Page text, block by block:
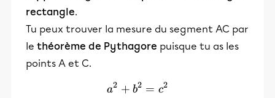
rectangle.
Tu peux trouver la mesure du segment AC par
le théorème de Pythagore puisque tu as les
points A et C.
a^2 + b^2=c^2
a2 + b2 = c2